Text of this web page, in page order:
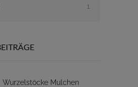
1
Wurzelstöcke Mulchen